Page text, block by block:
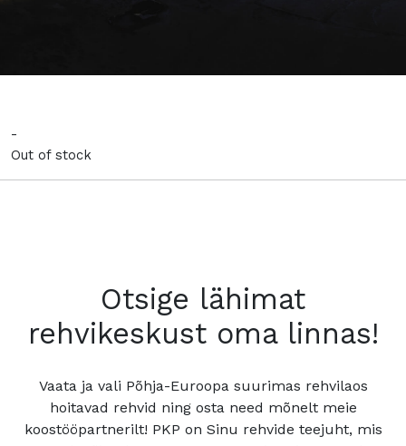
-
Out of stock
Otsige lähimat
rehvikeskust oma linnas!
Vaata ja vali Põhja-Euroopa suurimas rehvilaos
hoitavad rehvid ning osta need mõnelt meie
koostööpartnerilt! PKP on Sinu rehvide teejuht, mis